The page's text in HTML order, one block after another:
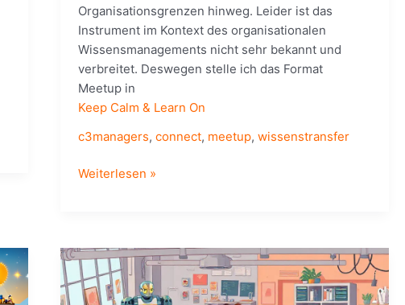
Organisationsgrenzen hinweg. Leider ist das
Instrument im Kontext des organisationalen
Wissensmanagements nicht sehr bekannt und
verbreitet. Deswegen stelle ich das Format
Meetup in
Keep Calm & Learn On
c3managers,connect, meetup,wissenstransfer
KCLO:
Instrument
für
effizienten
Weiterlesen »